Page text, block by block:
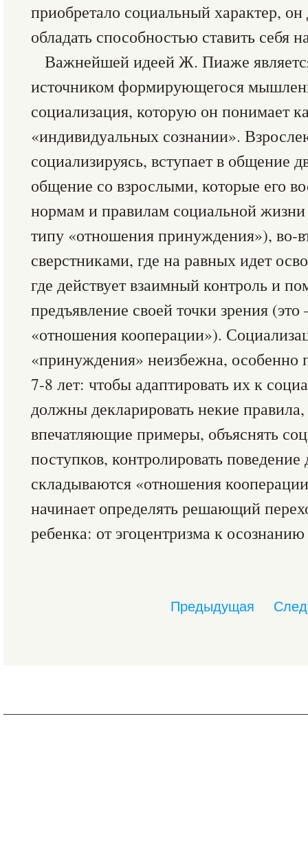
приобретало социальный характер,
обладать способностью ставить себя
Важнейшей идеей Ж. Пиаже
источником формирующегося
социализация, которую он понимает
«индивидуальных сознании».
социализируясь, вступает в общение
общение со взрослыми, которые его
нормам и правилам социальной
типу «отношения принуждения»), во-
сверстниками, где на равных идет
где действует взаимный контроль и
предъявление своей точки зрения
«отношения кооперации»).
«принуждения» неизбежна,
7-8 лет: чтобы адаптировать их к
должны декларировать некие
впечатляющие примеры, объяснять
поступков, контролировать поведение
складываются «отношения
начинает определять решающий
ребенка: от эгоцентризма к
Предыдущая